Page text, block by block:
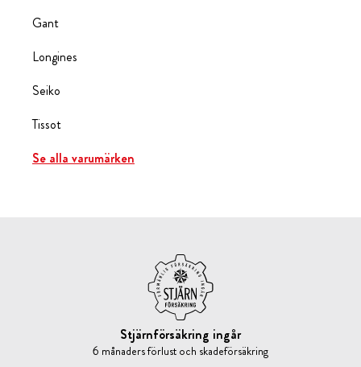
Gant
Longines
Seiko
Tissot
Se alla varumärken
Stjärnförsäkring ingår
6 månaders förlust och skadeförsäkring